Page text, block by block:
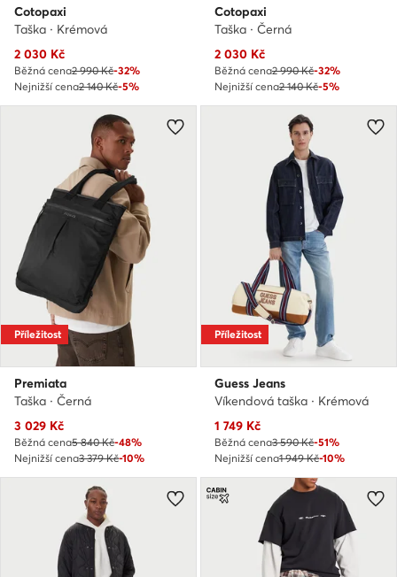
Cotopaxi
Taška · Krémová
Aktuální cena
2 030 Kč
Běžná cena2 990 Kč-32%
Nejnižší cena2 140 Kč-5%
Cotopaxi
Taška · Černá
Aktuální cena
2 030 Kč
Běžná cena2 990 Kč-32%
Nejnižší cena2 140 Kč-5%
Příležitost
Premiata
Taška · Černá
Aktuální cena
3 029 Kč
Běžná cena5 840 Kč-48%
Nejnižší cena3 379 Kč-10%
Příležitost
Guess Jeans
Víkendová taška · Krémová
Aktuální cena
1 749 Kč
Běžná cena3 590 Kč-51%
Nejnižší cena1 949 Kč-10%